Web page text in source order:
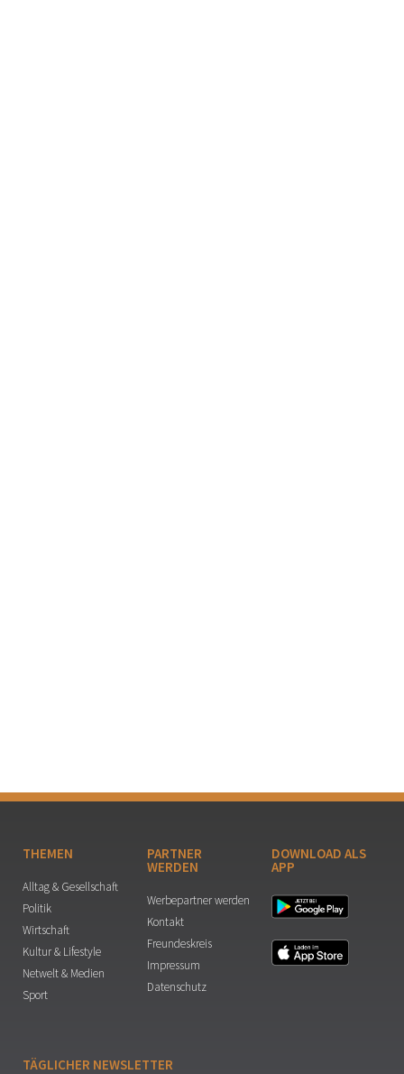
THEMEN
Alltag & Gesellschaft
Politik
Wirtschaft
Kultur & Lifestyle
Netwelt & Medien
Sport
PARTNER
WERDEN
Werbepartner werden
Kontakt
Freundeskreis
Impressum
Datenschutz
DOWNLOAD ALS
APP
TÄGLICHER NEWSLETTER